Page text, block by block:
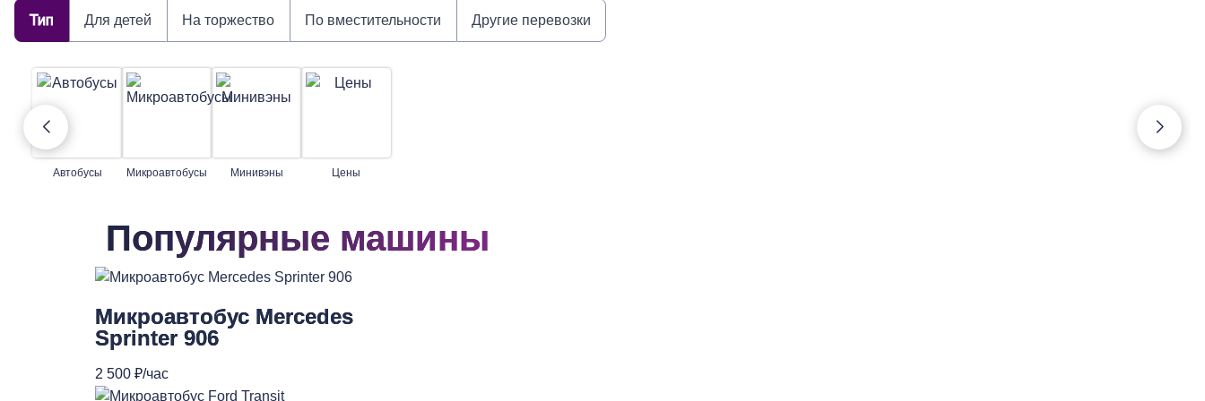
Тип Для детей На торжество По вместительности Другие перевозки
Автобусы Микроавтобусы Минивэны Цены
Популярные машины
Микроавтобус Mercedes
Sprinter 906
2 500 ₽/час